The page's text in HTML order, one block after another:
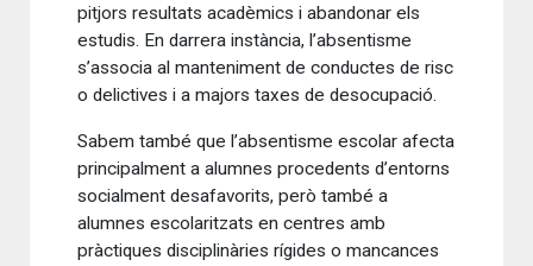
pitjors resultats acadèmics i abandonar els
estudis. En darrera instància, l’absentisme
s’associa al manteniment de conductes de risc
o delictives i a majors taxes de desocupació.
Sabem també que l’absentisme escolar afecta
principalment a alumnes procedents d’entorns
socialment desafavorits, però també a
alumnes escolaritzats en centres amb
pràctiques disciplinàries rígides o mancances